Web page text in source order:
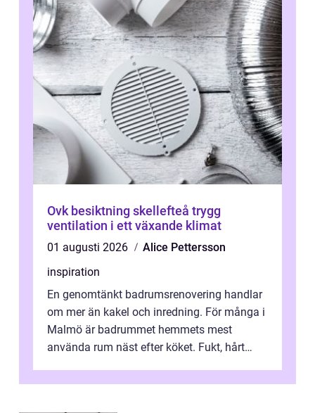
Ovk besiktning skellefteå trygg
ventilation i ett växande klimat
01 augusti 2026
Alice Pettersson
inspiration
En genomtänkt badrumsrenovering handlar
om mer än kakel och inredning. För många i
Malmö är badrummet hemmets mest
använda rum näst efter köket. Fukt, hårt
...